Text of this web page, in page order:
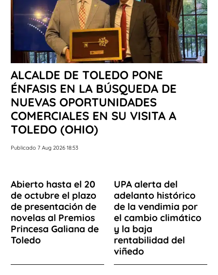
ALCALDE DE TOLEDO PONE
ÉNFASIS EN LA BÚSQUEDA DE
NUEVAS OPORTUNIDADES
COMERCIALES EN SU VISITA A
TOLEDO (OHIO)
Publicado 7 Aug 2026 18:53
Abierto hasta el 20
de octubre el plazo
de presentación de
novelas al Premios
Princesa Galiana de
Toledo
UPA alerta del
adelanto histórico
de la vendimia por
el cambio climático
y la baja
rentabilidad del
viñedo